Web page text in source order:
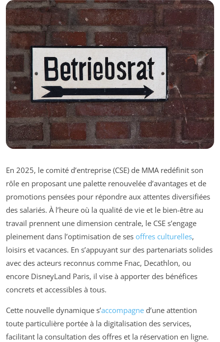
En 2025, le comité d’entreprise (CSE) de MMA redéfinit son
rôle en proposant une palette renouvelée d’avantages et de
promotions pensées pour répondre aux attentes diversifiées
des salariés. À l’heure où la qualité de vie et le bien-être au
travail prennent une dimension centrale, le CSE s’engage
pleinement dans l’optimisation de ses offres culturelles,
loisirs et vacances. En s’appuyant sur des partenariats solides
avec des acteurs reconnus comme Fnac, Decathlon, ou
encore DisneyLand Paris, il vise à apporter des bénéfices
concrets et accessibles à tous.
Cette nouvelle dynamique s’accompagne d’une attention
toute particulière portée à la digitalisation des services,
facilitant la consultation des offres et la réservation en ligne.